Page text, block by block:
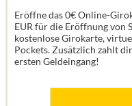
Eröffne das 0€ Online-
EUR für die Eröffnung von
kostenlose Girokarte,
Pockets. Zusätzlich zahlt
ersten Geldeingang!